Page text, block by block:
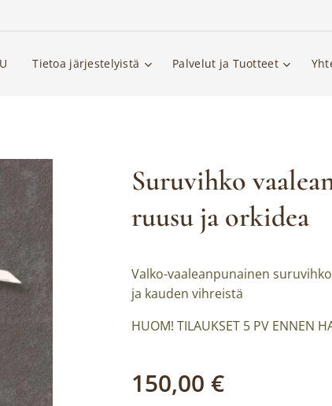
Tietoa järjestelyistä Palvelut ja Tuotteet
Suruvihko
ruusu ja orkidea
Valko-vaaleanpunainen
ja kauden vihreistä
HUOM! TILAUKSET 5 PV ENNEN
150,00 €